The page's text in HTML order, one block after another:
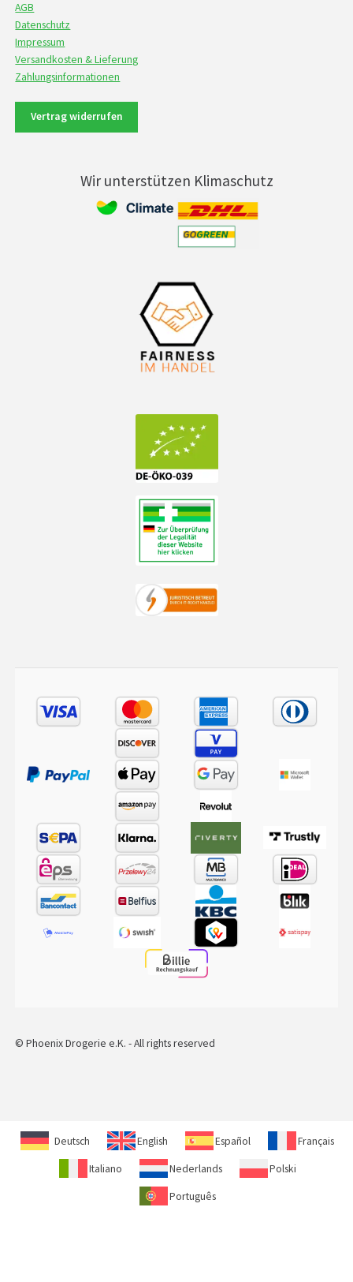
AGB
Datenschutz
Impressum
Versandkosten & Lieferung
Zahlungsinformationen
Vertrag widerrufen
Wir unterstützen Klimaschutz
© Phoenix Drogerie e.K. - All rights reserved
Deutsch English Español Français
Italiano Nederlands Polski
Português